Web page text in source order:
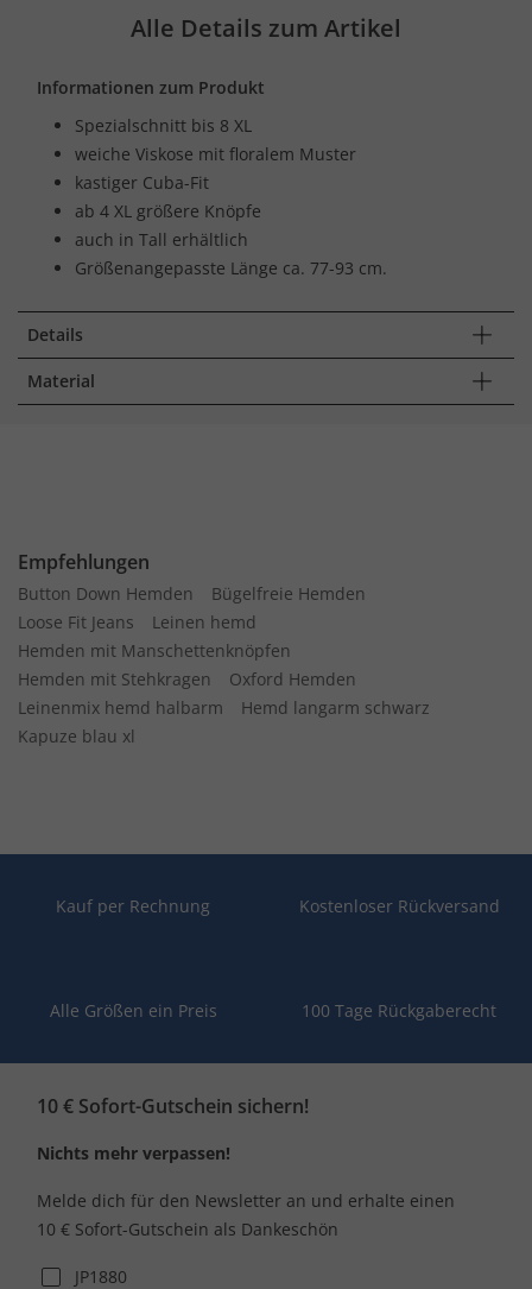
Alle Details zum Artikel
Informationen zum Produkt
Spezialschnitt bis 8 XL
weiche Viskose mit floralem Muster
kastiger Cuba-Fit
ab 4 XL größere Knöpfe
auch in Tall erhältlich
Größenangepasste Länge ca. 77-93 cm.
Details
Material
Empfehlungen
Button Down Hemden
Bügelfreie Hemden
Loose Fit Jeans
Leinen hemd
Hemden mit Manschettenknöpfen
Hemden mit Stehkragen
Oxford Hemden
Leinenmix hemd halbarm
Hemd langarm schwarz
Kapuze blau xl
Kauf per Rechnung Kostenloser Rückversand
Alle Größen ein Preis 100 Tage Rückgaberecht
10 € Sofort-Gutschein sichern!
Nichts mehr verpassen!
Melde dich für den Newsletter an und erhalte einen
10 € Sofort-Gutschein als Dankeschön
JP1880